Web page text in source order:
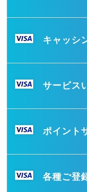
キャッシ
サービス
ポイント
各種ご登